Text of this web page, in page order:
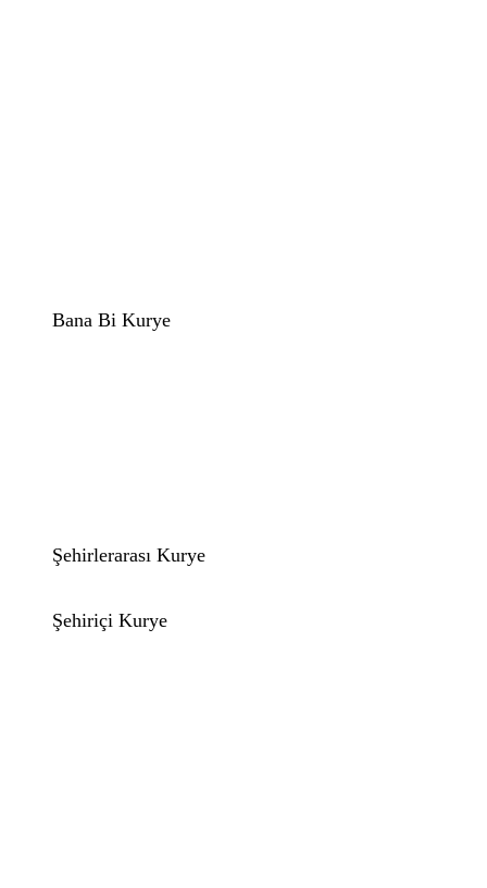
Bana Bi Kurye
Şehirlerarası Kurye
Şehiriçi Kurye